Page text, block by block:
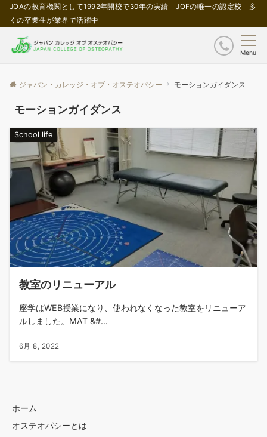
JOAの教育機関として1992年開校で30年の実績 JOFの唯一の認定校 多
くの卒業生が業界で活躍中
Menu
ジャパン・カレッジ・オブ・オステオパシー モーションガイダンス
モーションガイダンス
School life
教室のリニューアル
座学はWEB授業になり、使われなくなった教室をリニューア
ルしました。MAT &#...
6月 8, 2022
ホーム
オステオパシーとは